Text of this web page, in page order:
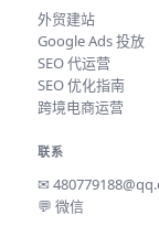
外贸建站
Google Ads 投放
SEO 代运营
SEO 优化指南
跨境电商运营
联系
✉
💬 微信